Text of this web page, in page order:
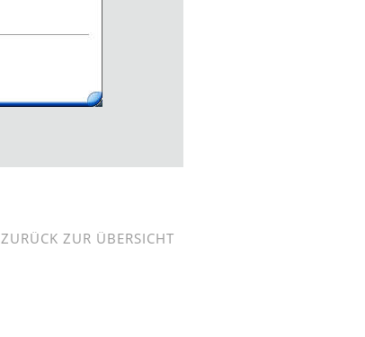
ZURÜCK ZUR ÜBERSICHT